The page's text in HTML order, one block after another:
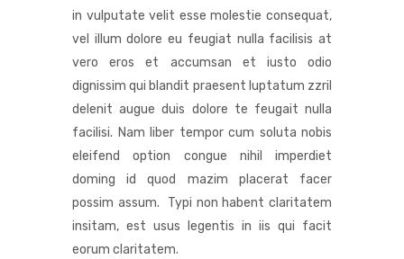
in vulputate velit esse molestie consequat,
vel illum dolore eu feugiat nulla facilisis at
vero eros et accumsan et iusto odio
dignissim qui blandit praesent luptatum zzril
delenit augue duis dolore te feugait nulla
facilisi. Nam liber tempor cum soluta nobis
eleifend option congue nihil imperdiet
doming id quod mazim placerat facer
possim assum. Typi non habent claritatem
insitam, est usus legentis in iis qui facit
eorum claritatem.